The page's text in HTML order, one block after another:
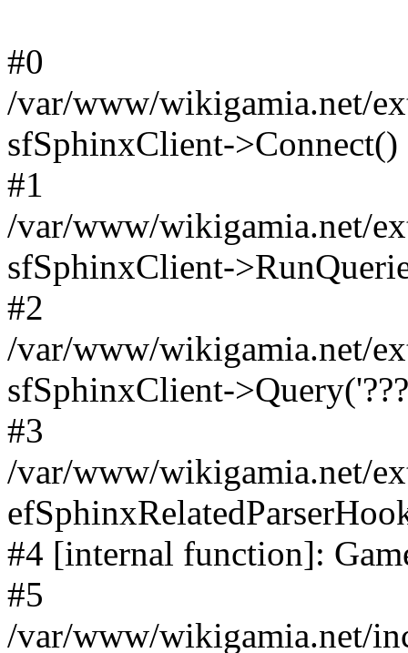
#0
/var/www/wikigamia.net/
sfSphinxClient->Connect()
#1
/var/www/wikigamia.net/
sfSphinxClient-
#2
/var/www/wikigamia.net/
sfSphinxClient-
#3
/var/www/wikigamia.net/
#4 [internal function]:
#5
/var/www/wikigamia.net/